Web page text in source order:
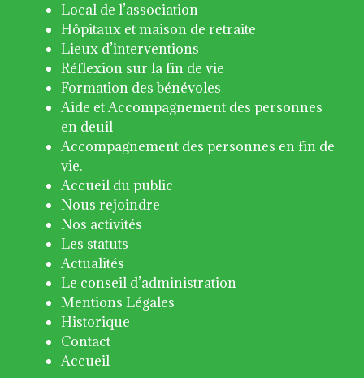
Local de l’association
Hôpitaux et maison de retraite
Lieux d’interventions
Réflexion sur la fin de vie
Formation des bénévoles
Aide et Accompagnement des personnes
en deuil
Accompagnement des personnes en fin de
vie.
Accueil du public
Nous rejoindre
Nos activités
Les statuts
Actualités
Le conseil d’administration
Mentions Légales
Historique
Contact
Accueil